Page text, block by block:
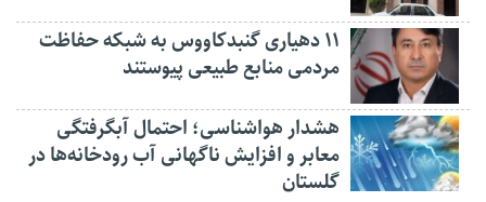
۱۱ دهیاری گنبدکاووس به شبکه حفاظت
مردمی منابع طبیعی پیوستند
هشدار هواشناسی؛ احتمال آبگرفتگی
معابر و افزایش ناگهانی آب رودخانه‌ها در
گلستان